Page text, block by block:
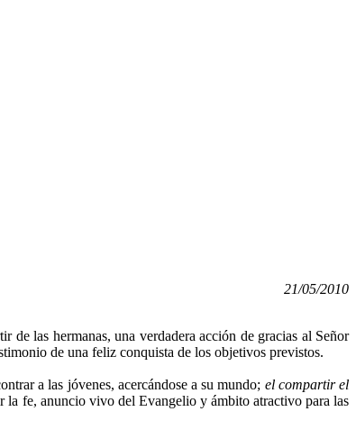
21/05/2010
de las hermanas, una verdadera acción de gracias al Señor
de una feliz conquista de los objetivos previstos.
a las jóvenes, acercándose a su mundo; el compartir el
la fe, anuncio vivo del Evangelio y ámbito atractivo para las